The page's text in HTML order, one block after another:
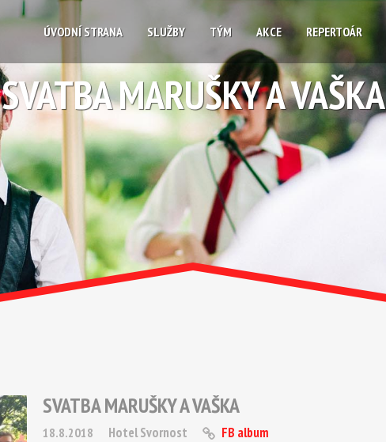
ÚVODNÍ STRANA SLUŽBY TÝM AKCE REPERTOÁR
SVATBA MARUŠKY A VAŠKA
SVATBA MARUŠKY A VAŠKA
18.8.2018 Hotel Svornost FB album